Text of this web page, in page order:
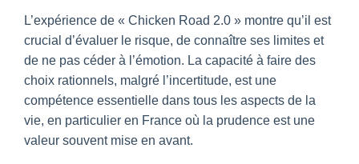
L’expérience de « Chicken Road 2.0 » montre qu’il est
crucial d’évaluer le risque, de connaître ses limites et
de ne pas céder à l’émotion. La capacité à faire des
choix rationnels, malgré l’incertitude, est une
compétence essentielle dans tous les aspects de la
vie, en particulier en France où la prudence est une
valeur souvent mise en avant.